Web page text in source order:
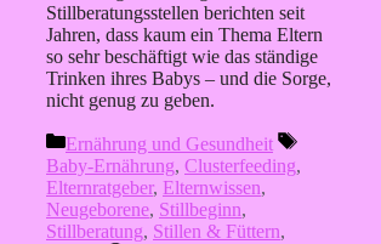
Stillberatungsstellen berichten seit
Jahren, dass kaum ein Thema Eltern
so sehr beschäftigt wie das ständige
Trinken ihres Babys – und die Sorge,
nicht genug zu geben.
Kategorien
Ernährung und Gesundheit
Baby-Ernährung, Clusterfeeding,
Elternratgeber, Elternwissen,
Neugeborene, Stillbeginn,
Stillberatung, Stillen & Füttern,